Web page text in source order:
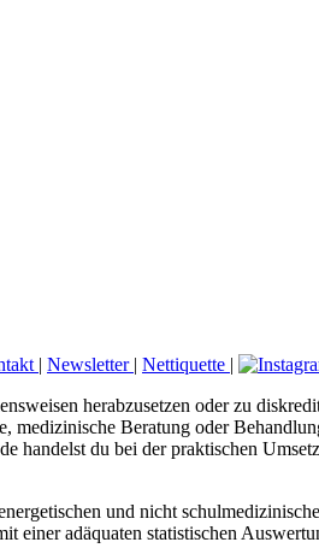
Newsletter Nettiquette
herabzusetzen oder zu
medizinische Beratung oder
handelst du bei der praktischen
und nicht
einer adäquaten statistischen